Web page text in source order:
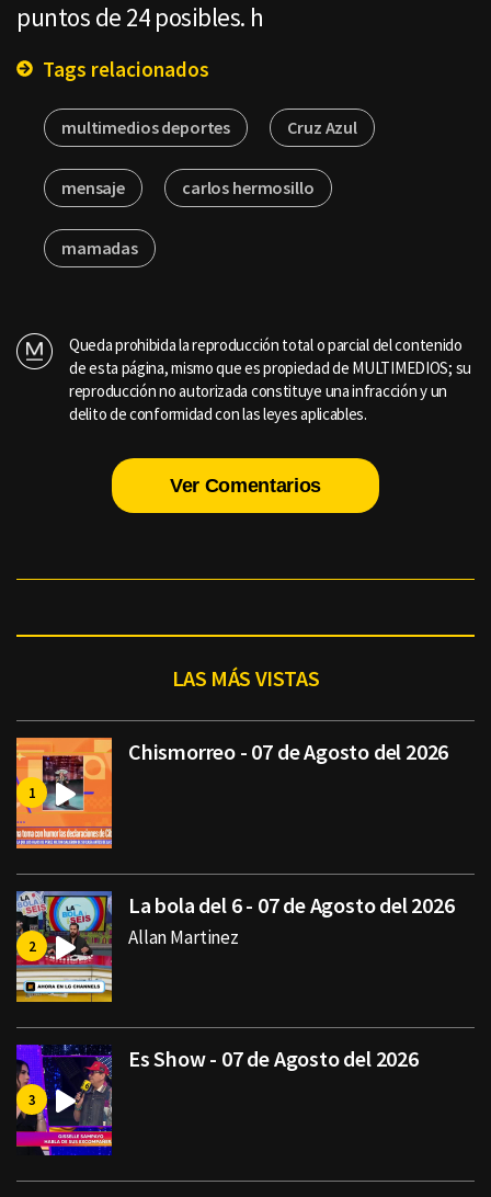
puntos de 24 posibles. h
Tags relacionados
multimedios deportes Cruz Azul
mensaje carlos hermosillo
mamadas
Queda prohibida la reproducción total o parcial del contenido
de esta página, mismo que es propiedad de MULTIMEDIOS; su
reproducción no autorizada constituye una infracción y un
delito de conformidad con las leyes aplicables.
Ver Comentarios
LAS MÁS VISTAS
Chismorreo - 07 de Agosto del 2026
La bola del 6 - 07 de Agosto del 2026
Allan Martinez
Es Show - 07 de Agosto del 2026